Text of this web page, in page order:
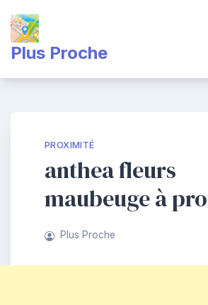
content
Plus Proche
PROXIMITÉ
anthea fleurs
maubeuge à
Plus Proche